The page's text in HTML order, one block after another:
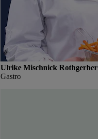
Ulrike Mischnick Rothgerber
Gastro